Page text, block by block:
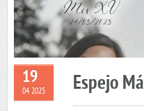
19
04 2025 Espejo